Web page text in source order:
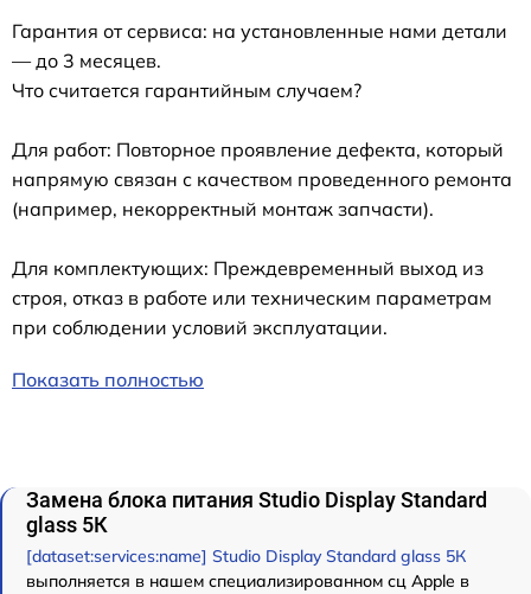
Гарантия от сервиса: на установленные нами детали
— до 3 месяцев.
Что считается гарантийным случаем?
Для работ: Повторное проявление дефекта, который
напрямую связан с качеством проведенного ремонта
(например, некорректный монтаж запчасти).
Для комплектующих: Преждевременный выход из
строя, отказ в работе или техническим параметрам
при соблюдении условий эксплуатации.
Показать полностью
Замена блока питания Studio Display Standard
glass 5К
[dataset:services:name] Studio Display Standard glass 5К
выполняется в нашем специализированном сц Apple в